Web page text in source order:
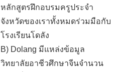
หลักสูตรฝึกอบรมครูประจำ
จังหวัดของเราทั้งหมดร่วมมือกับ
โรงเรียนโดลัง
B) Dolang มีแหล่งข้อมูล
วิทยาลัยอาชีวศึกษาจีนจำนวน